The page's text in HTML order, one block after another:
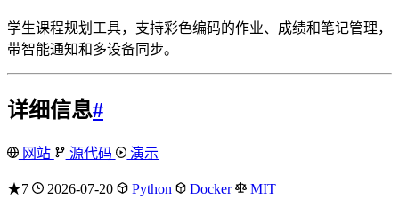
学生课程规划工具，支持彩色编码的作业、成绩和笔记管理，
带智能通知和多设备同步。
详细信息#
网站 源代码 演示
★7 2026-07-20 Python Docker MIT